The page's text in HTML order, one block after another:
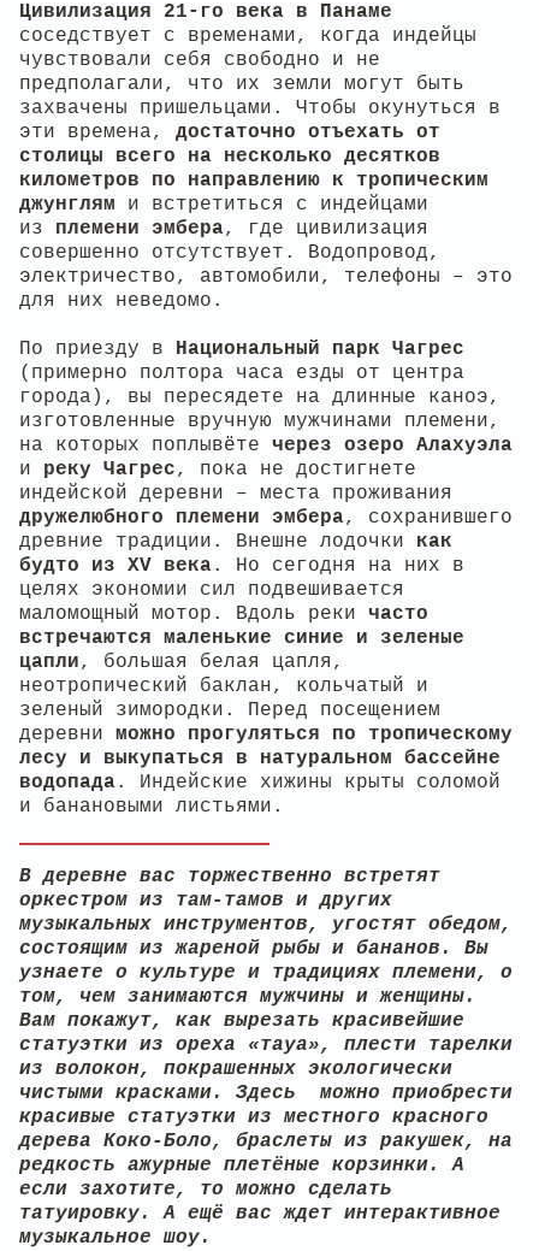
Цивилизация 21-го века в Панаме
соседствует с временами, когда индейцы
чувствовали себя свободно и не
предполагали, что их земли могут быть
захвачены пришельцами. Чтобы окунуться в
эти времена,
достаточно отъехать от
столицы всего на несколько десятков
километров по направлению к тропическим
джунглям и встретиться с индейцами
из племени эмбера, где цивилизация
совершенно отсутствует. Водопровод,
электричество, автомобили, телефоны – это
для них неведомо.
По приезду в Национальный парк Чагрес
(примерно полтора часа езды от центра
города), вы пересядете на длинные каноэ,
изготовленные вручную мужчинами племени,
на которых поплывёте через озеро Алахуэла
и реку Чагрес, пока не достигнете
индейской деревни – места проживания
дружелюбного племени эмбера, сохранившего
древние традиции. Внешне лодочки как
будто из XV века. Но сегодня на них в
целях экономии сил подвешивается
маломощный мотор. Вдоль реки часто
встречаются маленькие синие и зеленые
цапли, большая белая цапля,
неотропический баклан, кольчатый и
зеленый зимородки. Перед посещением
деревни можно прогуляться по тропическому
лесу и выкупаться в натуральном бассейне
водопада. Индейские хижины крыты соломой
и банановыми листьями.
В деревне вас торжественно встретят
оркестром из там-тамов и других
музыкальных инструментов, угостят обедом,
состоящим из жареной рыбы и бананов. Вы
узнаете о культуре и традициях племени, о
том, чем занимаются мужчины и женщины.
Вам покажут, как вырезать красивейшие
статуэтки из ореха «тауа», плести тарелки
из волокон, покрашенных экологически
чистыми красками. Здесь можно приобрести
красивые статуэтки из местного красного
дерева Коко-Боло, браслеты из ракушек, на
редкость ажурные плетёные корзинки. А
если захотите, то можно сделать
татуировку. А ещё вас ждет интерактивное
музыкальное шоу.